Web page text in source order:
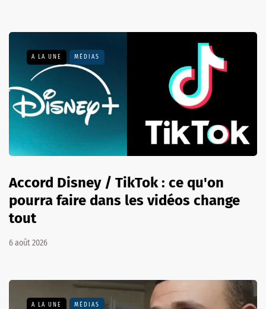
A LA UNE MÉDIAS
Accord Disney / TikTok : ce qu'on
pourra faire dans les vidéos change
tout
6 août 2026
A LA UNE MÉDIAS